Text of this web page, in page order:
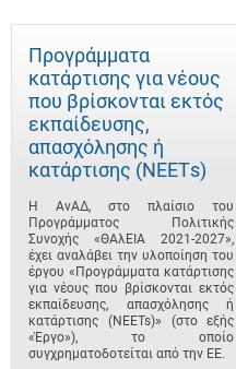
Προγράμματα
κατάρτισης για νέους
που βρίσκονται εκτός
εκπαίδευσης,
απασχόλησης ή
κατάρτισης (ΝΕΕΤs)
Η ΑνΑΔ, στο πλαίσιο του
Προγράμματος Πολιτικής
Συνοχής «ΘΑλΕΙΑ 2021-2027»,
έχει αναλάβει την υλοποίηση του
έργου «Προγράμματα κατάρτισης
για νέους που βρίσκονται εκτός
εκπαίδευσης, απασχόλησης ή
κατάρτισης (NEETs)» (στο εξής
«Έργο»), το οποίο
συγχρηματοδοτείται από την ΕΕ.